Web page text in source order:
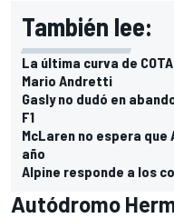
También lee:
La última curva de
Mario Andretti
Gasly no dudó en
F1
McLaren no espera
año
Alpine responde a los
Autódromo